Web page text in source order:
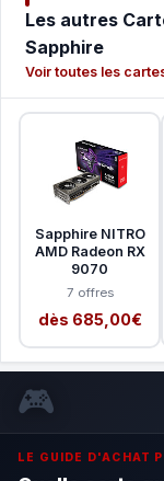
Les autres
Sapphire
Voir toutes les
Sapphire NITRO
AMD Radeon RX
9070
7 offres
dès 685,00€
🎮
LE GUIDE D'ACHAT